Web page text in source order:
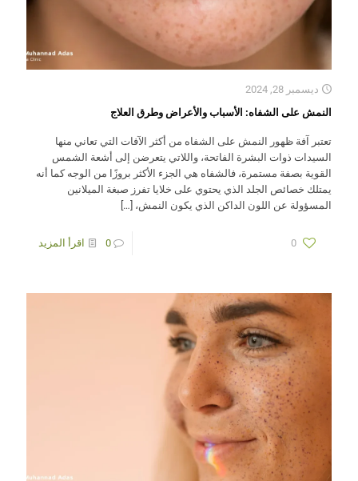
ديسمبر 28, 2024
النمش على الشفاه: الأسباب والأعراض وطرق العلاج
تعتبر آفة ظهور النمش على الشفاه من أكثر الآفات التي تعاني منها
السيدات ذوات البشرة الفاتحة، واللاتي يتعرضن إلى أشعة الشمس
القوية بصفة مستمرة، فالشفاه هي الجزء الأكثر بروزًا من الوجه كما أنه
يمتلك خصائص الجلد الذي يحتوي على خلايا تفرز صبغة الميلانين
المسؤولة عن اللون الداكن الذي يكون النمش، […]
0
0 اقرأ المزيد